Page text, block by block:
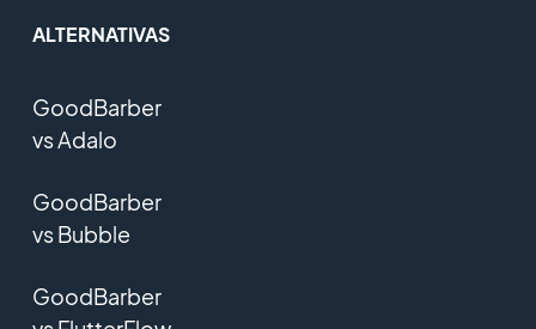
ALTERNATIVAS
GoodBarber
vs Adalo
GoodBarber
vs Bubble
GoodBarber